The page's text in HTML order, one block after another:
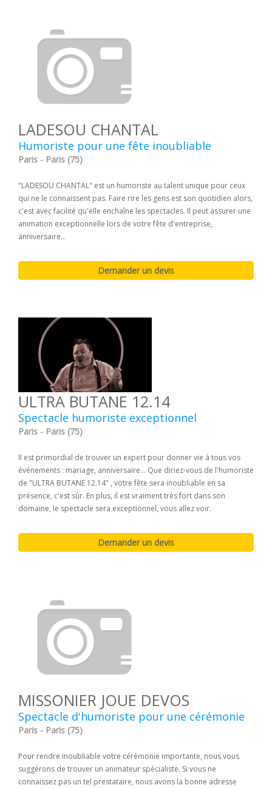
LADESOU CHANTAL
Humoriste pour une fête inoubliable
Paris - Paris (75)
"LADESOU CHANTAL" est un humoriste au talent unique pour ceux
qui ne le connaissent pas. Faire rire les gens est son quotidien alors,
c'est avec facilité qu'elle enchaîne les spectacles. Il peut assurer une
animation exceptionnelle lors de votre fête d'entreprise,
anniversaire...
ULTRA BUTANE 12.14
Spectacle humoriste exceptionnel
Paris - Paris (75)
Il est primordial de trouver un expert pour donner vie à tous vos
événements : mariage, anniversaire... Que diriez-vous de l'humoriste
de "ULTRA BUTANE 12.14" , votre fête sera inoubliable en sa
présence, c'est sûr. En plus, il est vraiment très fort dans son
domaine, le spectacle sera exceptionnel, vous allez voir.
MISSONIER JOUE DEVOS
Spectacle d'humoriste pour une cérémonie
Paris - Paris (75)
Pour rendre inoubliable votre cérémonie importante, nous vous
suggérons de trouver un animateur spécialiste. Si vous ne
connaissez pas un tel prestataire, nous avons la bonne adresse